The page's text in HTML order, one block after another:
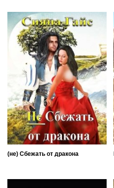
(не) Сбежать от дракона